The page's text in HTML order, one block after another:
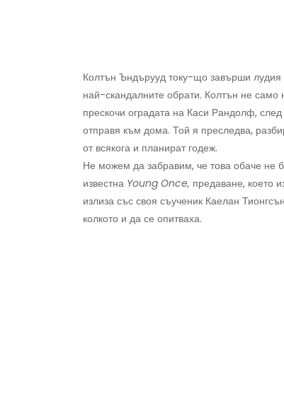
Колтън Ъндърууд току-що завърши лудия
най-скандалните обрати. Колтън не
прескочи оградата на Каси Рандолф,
отправя към дома. Той я преследва,
от всякога и планират годеж.
Не можем да забравим, че това обаче не
известна Young Once, предаване, което
излиза със своя съученик Каелан
колкото и да се опитваха.